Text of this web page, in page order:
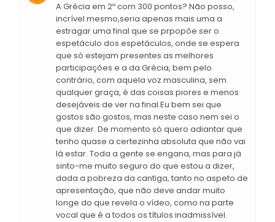
A Grécia em 2º com 300 pontos? Não posso,
incrível mesmo,seria apenas mais uma a
estragar uma final que se prpopõe ser o
espetáculo dos espetáculos, onde se espera
que só estejam presentes as melhores
participações e a da Grécia, bem pelo
contrário, com aquela voz masculina, sem
qualquer graça, é das coisas piores e menos
desejáveis de ver na final.Eu bem sei que
gostos são gostos, mas neste caso nem sei o
que dizer. De momento só quero adiantar que
tenho quase a certezinha absoluta que não vai
lá estar. Toda a gente se engana, mas para já
sinto-me muito seguro do que estou a dizer,
dada a pobreza da cantiga, tanto no aspeto de
apresentação, que não deve andar muito
longe do que revela o vídeo, como na parte
vocal que é a todos os títulos inadmissível.